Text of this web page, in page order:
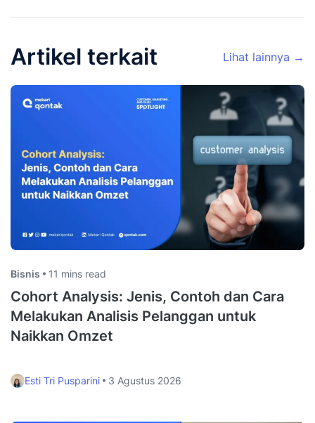
Artikel terkait Lihat lainnya →
Bisnis 11 mins read
Cohort Analysis: Jenis, Contoh dan Cara
Melakukan Analisis Pelanggan untuk
Naikkan Omzet
Esti Tri Pusparini 3 Agustus 2026